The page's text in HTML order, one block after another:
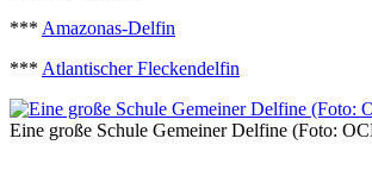
*** Amazonas-Delfin
*** Atlantischer Fleckendelfin
Eine große Schule Gemeiner Delfine (Foto: